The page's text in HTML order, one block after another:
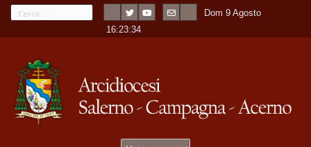
Dom 9 Agosto
16:23:34